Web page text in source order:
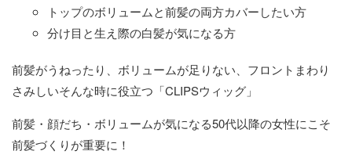
トップのボリュームと前髪の両方カバーしたい方
分け目と生え際の白髪が気になる方
前髪がうねったり、ボリュームが足りない、フロントまわり
さみしいそんな時に役立つ「CLIPSウィッグ」
前髪・顔だち・ボリュームが気になる50代以降の女性にこそ
前髪づくりが重要に！